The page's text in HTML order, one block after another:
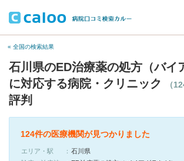
« 全国の検索結果
石川県のED治療薬の処方（バイ
に対応する病院・クリニック
（
評判
124件の医療機関が見つかりました
エリア・駅
石川県